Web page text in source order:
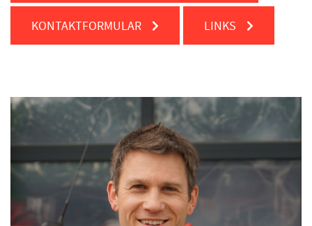
KONTAKTFORMULAR LINKS